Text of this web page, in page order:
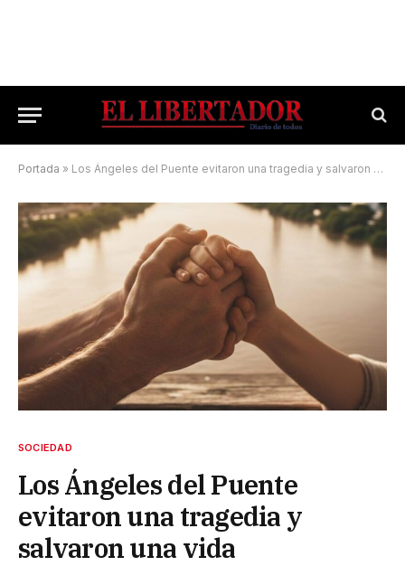
Portada » Los Ángeles del Puente evitaron una tragedia y salvaron una vida
SOCIEDAD
Los Ángeles del Puente
evitaron una tragedia y
salvaron una vida